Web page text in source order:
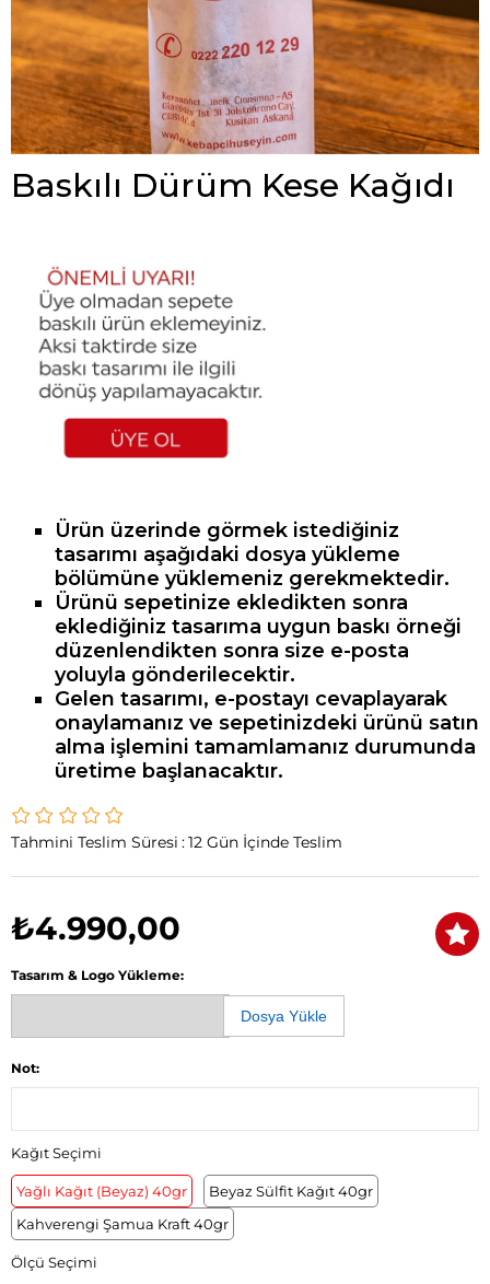
Baskılı Dürüm Kese Kağıdı
Ürün üzerinde görmek istediğiniz
tasarımı aşağıdaki dosya yükleme
bölümüne yüklemeniz gerekmektedir.
Ürünü sepetinize ekledikten sonra
eklediğiniz tasarıma uygun baskı örneği
düzenlendikten sonra size e-posta
yoluyla gönderilecektir.
Gelen tasarımı, e-postayı cevaplayarak
onaylamanız ve sepetinizdeki ürünü satın
alma işlemini tamamlamanız durumunda
üretime başlanacaktır.
Tahmini Teslim Süresi :12 Gün İçinde Teslim
₺4.990,00
Tasarım & Logo Yükleme:
Dosya Yükle
Not:
Kağıt Seçimi
Yağlı Kağıt (Beyaz) 40gr
Beyaz Sülfit Kağıt 40gr
Kahverengi Şamua Kraft 40gr
Ölçü Seçimi